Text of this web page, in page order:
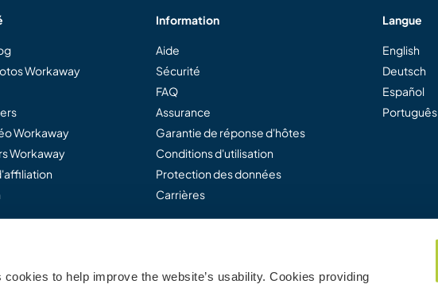
to help improve the website’s usability. Cookies providing
Workaway
Workaway
Workaway
Information
Aide
Sécurité
FAQ
Assurance
Garantie de réponse d'hôtes
Conditions d'utilisation
Protection des données
Carrières
Langue
English
Deutsch
Español
Português